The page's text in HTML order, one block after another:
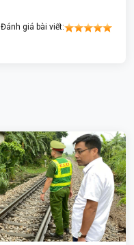
Đánh giá bài viết: